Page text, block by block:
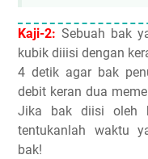
Kaji-2: Sebuah bak
kubik diiisi dengan
4 detik agar bak
debit keran dua
Jika bak diisi oleh
tentukanlah waktu
bak!